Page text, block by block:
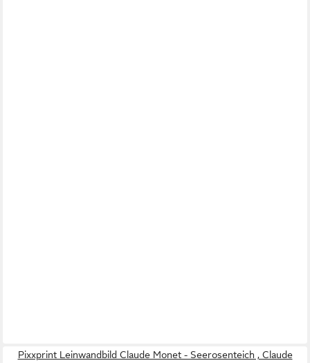
Pixxprint Leinwandbild Claude Monet - Seerosenteich , Claude